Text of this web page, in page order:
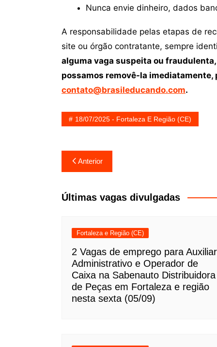
Nunca envie dinheiro, dados
A responsabilidade pelas etapas de
site ou órgão contratante, sempre
alguma vaga suspeita ou
possamos removê-la imediatamente,
contato@brasileducando.com.
18/07/2025 - Fortaleza E Região (CE)
Navegação
de
Post
Anterior
Últimas vagas divulgadas
Fortaleza e Região (CE)
2 Vagas de emprego para Auxiliar
Administrativo e Operador de
Caixa na Sabenauto Distribuidora
de Peças em Fortaleza e região
nesta sexta (05/09)